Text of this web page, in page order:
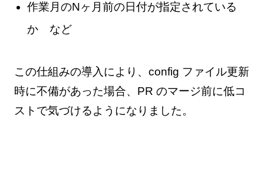
作業月のNヶ月前の日付が指定されている
か など
この仕組みの導入により、config ファイル更新
時に不備があった場合、PR のマージ前に低コ
ストで気づけるようになりました。